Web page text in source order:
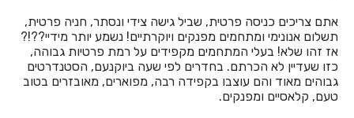
חדרים לפי שעה באילת
חדרים לפי שעה באלישמע
חדרים לפי שעה באלקוש
אתם צריכים כניסה פרטית, שביל גישה צידי ונסתר, חניה פרטית,
תשלום אנונימי ומתחמים מפנקים ויוקרתיים! נשמע יותר מידיי??!?
אז זהו שלא! בעלי המתחמים מקפידים על רמת פרטיות גבוהה,
כזו שעדיין לא הכרתם. בחדרים לפי שעה ביוקנעם, הסטנדרטים
גבוהים מאוד והם עוצבו בקפידה רבה, מפוארים, מאובזרים בטוב
טעם, קלאסיים ומפנקים.